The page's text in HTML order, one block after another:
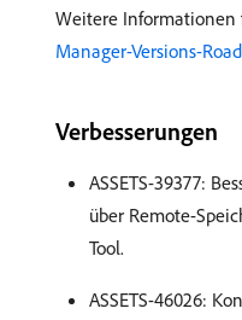
Weitere Informationen
Manager-Versions-
Verbesserungen
ASSETS-39377:
über Remote-
Tool.
ASSETS-46026: